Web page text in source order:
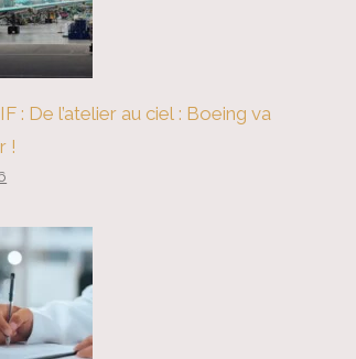
: De l’atelier au ciel : Boeing va
!